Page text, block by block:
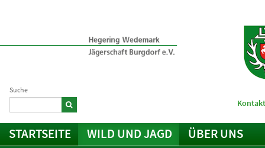
Suche
STARTSEITE WILD UND JAGD
ÜBER UNS